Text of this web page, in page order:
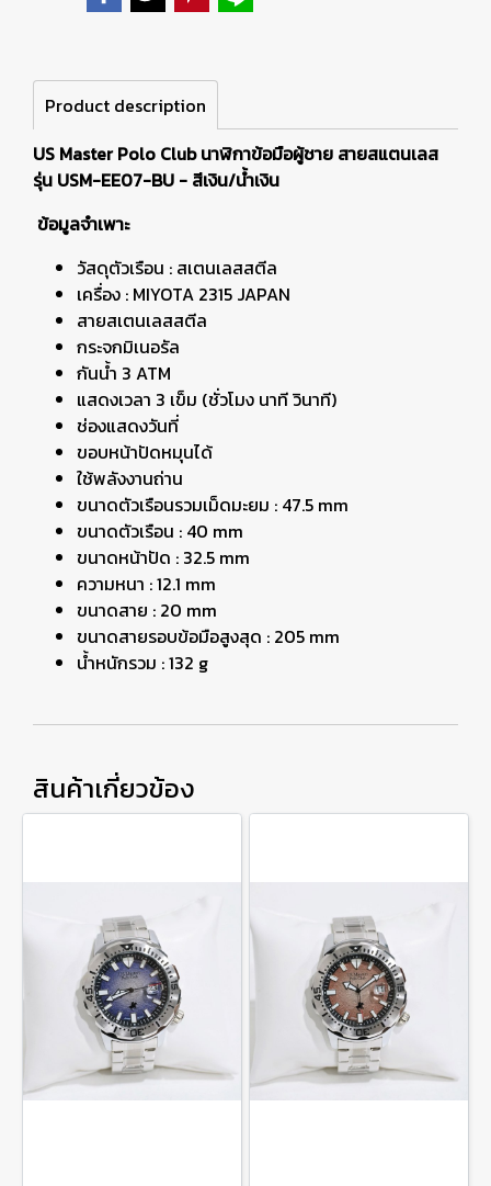
Product description
US Master Polo Club นาฬิกาข้อมือผู้ชาย สายสแตนเลส
รุ่น USM-EE07-BU - สีเงิน/น้ำเงิน
ข้อมูลจำเพาะ
วัสดุตัวเรือน : สเตนเลสสตีล
เครื่อง : MIYOTA 2315 JAPAN
สายสเตนเลสสตีล
กระจกมิเนอรัล
กันน้ำ 3 ATM
แสดงเวลา 3 เข็ม (ชั่วโมง นาที วินาที)
ช่องแสดงวันที่
ขอบหน้าปัดหมุนได้
ใช้พลังงานถ่าน
ขนาดตัวเรือนรวมเม็ดมะยม : 47.5 mm
ขนาดตัวเรือน : 40 mm
ขนาดหน้าปัด : 32.5 mm
ความหนา : 12.1 mm
ขนาดสาย : 20 mm
ขนาดสายรอบข้อมือสูงสุด : 205 mm
น้ำหนักรวม : 132 g
สินค้าเกี่ยวข้อง